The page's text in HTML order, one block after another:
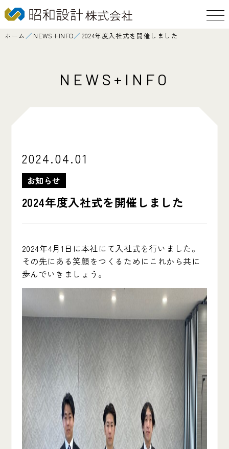
ホーム ／ NEWS+INFO／ 2024年度入社式を開催しました
NEWS+INFO
2024.04.01
お知らせ
2024年度入社式を開催しました
2024年4月1日に本社にて入社式を行いました。
その先にある笑顔をつくるためにこれから共に
歩んでいきましょう。